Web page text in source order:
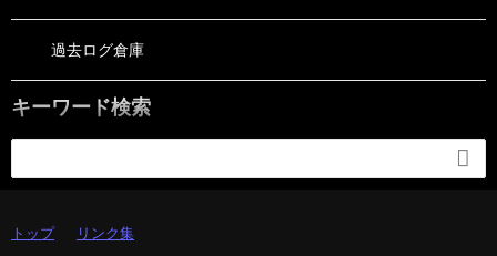
過去ログ倉庫
キーワード検索

トップ リンク集